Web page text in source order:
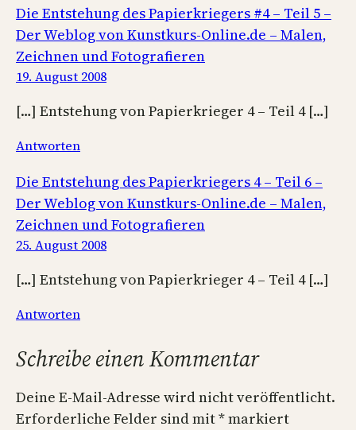
Die Entstehung des Papierkriegers #4 – Teil 5 –
Der Weblog von Kunstkurs-Online.de – Malen,
Zeichnen und Fotografieren
19. August 2008
[…] Entstehung von Papierkrieger 4 – Teil 4 […]
Antworten
Die Entstehung des Papierkriegers 4 – Teil 6 –
Der Weblog von Kunstkurs-Online.de – Malen,
Zeichnen und Fotografieren
25. August 2008
[…] Entstehung von Papierkrieger 4 – Teil 4 […]
Antworten
Schreibe einen Kommentar
Deine E-Mail-Adresse wird nicht veröffentlicht.
Erforderliche Felder sind mit*markiert